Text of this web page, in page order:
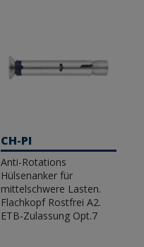
CH-PI
Anti-Rotations
Hülsenanker für
mittelschwere Lasten.
Flachkopf Rostfrei A2.
ETB-Zulassung Opt.7